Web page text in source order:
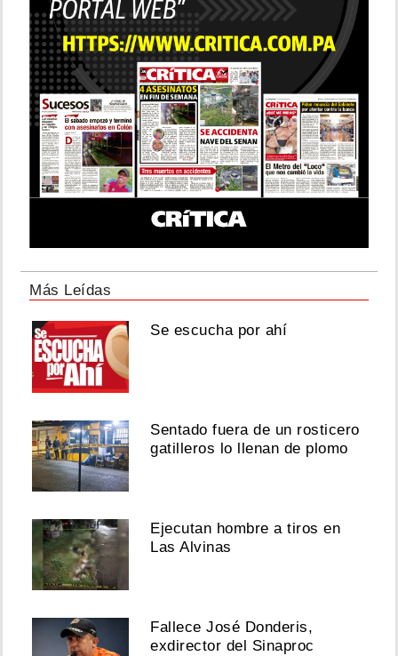
Más Leídas
Se escucha por ahí
Sentado fuera de un rosticero
gatilleros lo llenan de plomo
Ejecutan hombre a tiros en
Las Alvinas
Fallece José Donderis,
exdirector del Sinaproc